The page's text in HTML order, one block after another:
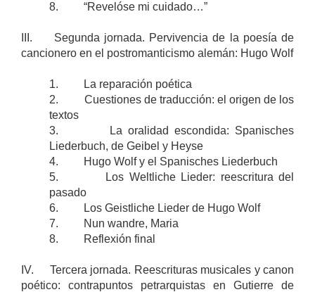
8. “Revelóse mi cuidado…”
III. Segunda jornada. Pervivencia de la poesía de
cancionero en el postromanticismo alemán: Hugo Wolf
1. La reparación poética
2. Cuestiones de traducción: el origen de los
textos
3. La oralidad escondida: Spanisches
Liederbuch, de Geibel y Heyse
4. Hugo Wolf y el Spanisches Liederbuch
5. Los Weltliche Lieder: reescritura del
pasado
6. Los Geistliche Lieder de Hugo Wolf
7. Nun wandre, Maria
8. Reflexión final
IV. Tercera jornada. Reescrituras musicales y canon
poético: contrapuntos petrarquistas en Gutierre de